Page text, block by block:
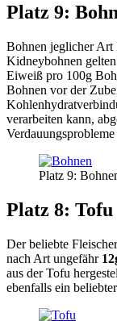
Platz 9:
Bohnen jeglicher
Kidneybohnen
Eiweiß pro 100g
Bohnen vor der
verarbeiten kann,
Platz 9:
Platz 8: Tofu
Der beliebte
nach Art ungefähr
aus der Tofu
ebenfalls ein